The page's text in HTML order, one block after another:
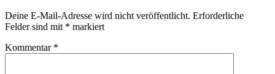
Deine E-Mail-Adresse wird nicht veröffentlicht. Erforderliche
Felder sind mit * markiert
Kommentar *